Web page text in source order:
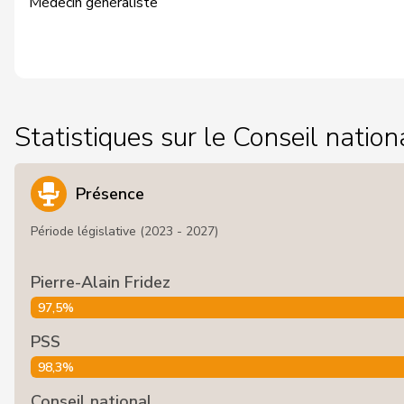
Statistiques sur le Conseil
Présence
Période législative (2023 - 2027)
Pierre-Alain Fridez
97,5%
PSS
98,3%